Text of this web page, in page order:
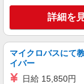
詳細を
マイクロバスにて
イバー
日給 15,850円